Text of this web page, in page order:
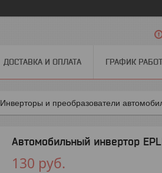
ДОСТАВКА И ОПЛАТА ГРАФИК
Инверторы и преобразователи
Автомобильный инвертор
130 руб.